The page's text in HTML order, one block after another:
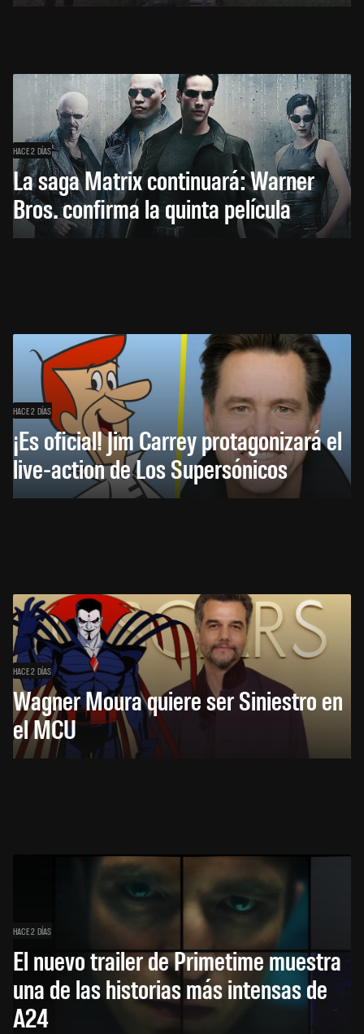
HACE 2 DÍAS
La saga Matrix continuará: Warner
Bros. confirma la quinta película
HACE 2 DÍAS
¡Es oficial! Jim Carrey protagonizará el
live-action de Los Supersónicos
HACE 2 DÍAS
Wagner Moura quiere ser Siniestro en
el MCU
HACE 2 DÍAS
El nuevo trailer de Primetime muestra
una de las historias más intensas de
A24